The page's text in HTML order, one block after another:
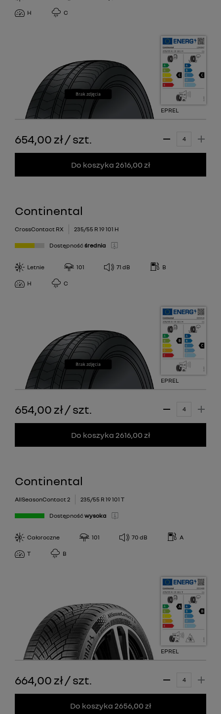
H C
EPREL
654,00 zł/szt.
Do koszyka 2616,00 zł
Continental
CrossContact RX 235/55 R 19 101 H
Dostępność średnia
Letnie 101 71 dB B
H C
EPREL
654,00 zł/szt.
Do koszyka 2616,00 zł
Continental
AllSeasonContact 2 235/55 R 19 101 T
Dostępność wysoka
Całoroczne 101 70 dB A
T B
EPREL
664,00 zł/szt.
Do koszyka 2656,00 zł